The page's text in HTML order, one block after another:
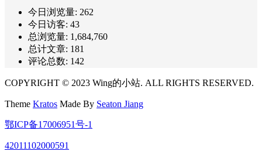
今日浏览量: 262
今日访客: 43
总浏览量: 1,684,760
总计文章: 181
评论总数: 142
COPYRIGHT © 2023 Wing的小站. ALL RIGHTS RESERVED.
Theme Kratos Made By Seaton Jiang
鄂ICP备17006951号-1
42011102000591